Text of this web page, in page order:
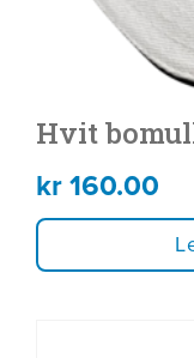
Hvit
kr160.00